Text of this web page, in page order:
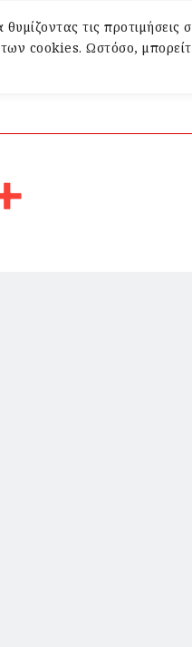
τις προτιμήσεις
cookies. Ωστόσο,